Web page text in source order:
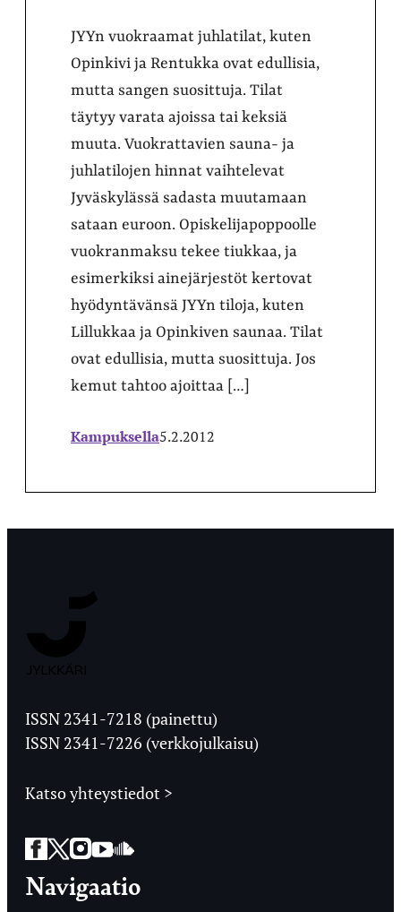
JYYn vuokraamat juhlatilat, kuten
Opinkivi ja Rentukka ovat edullisia,
mutta sangen suosittuja. Tilat
täytyy varata ajoissa tai keksiä
muuta. Vuokrattavien sauna- ja
juhlatilojen hinnat vaihtelevat
Jyväskylässä sadasta muutamaan
sataan euroon. Opiskelijapoppoolle
vuokranmaksu tekee tiukkaa, ja
esimerkiksi ainejärjestöt kertovat
hyödyntävänsä JYYn tiloja, kuten
Lillukkaa ja Opinkiven saunaa. Tilat
ovat edullisia, mutta suosittuja. Jos
kemut tahtoo ajoittaa […]
Kampuksella5.2.2012
Ylioppilaslehti
ISSN 2341-7218 (painettu)
ISSN 2341-7226 (verkkojulkaisu)
Katso yhteystiedot >
Facebook
Twitter
Instagram
YouTube
SoundCloud
Navigaatio